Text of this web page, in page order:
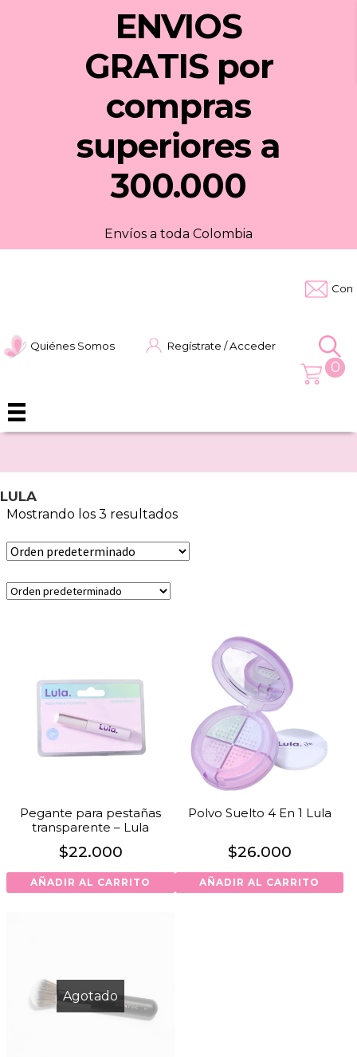
ENVIOS
GRATIS por
compras
superiores a
300.000
Envíos a toda Colombia
Quiénes Somos Regístrate / Acceder
0
LULA
Mostrando los 3 resultados
Pegante para pestañas
transparente – Lula
$22.000
AÑADIR AL CARRITO
Polvo Suelto 4 En 1 Lula
$26.000
AÑADIR AL CARRITO
Agotado